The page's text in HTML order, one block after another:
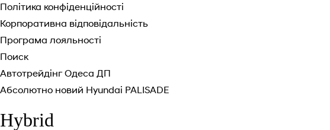
Політика конфіденційності
Корпоративна відповідальність
Програма лояльності
Поиск
Автотрейдінг Одеса ДП
Абсолютно новий Hyundai PALISADE
Hybrid